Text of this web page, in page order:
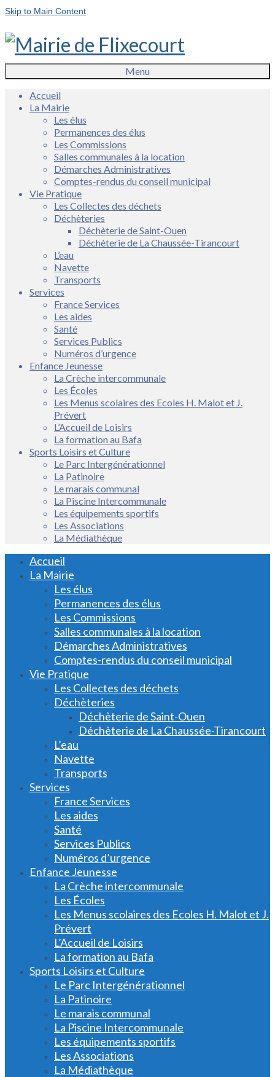
Skip to Main Content
Menu
Accueil
La Mairie
Les élus
Permanences des élus
Les Commissions
Salles communales à la location
Démarches Administratives
Comptes-rendus du conseil municipal
Vie Pratique
Les Collectes des déchets
Déchèteries
Déchèterie de Saint-Ouen
Déchèterie de La Chaussée-Tirancourt
L’eau
Navette
Transports
Services
France Services
Les aides
Santé
Services Publics
Numéros d’urgence
Enfance Jeunesse
La Crèche intercommunale
Les Écoles
Les Menus scolaires des Ecoles H. Malot et J.
Prévert
L’Accueil de Loisirs
La formation au Bafa
Sports Loisirs et Culture
Le Parc Intergénérationnel
La Patinoire
Le marais communal
La Piscine Intercommunale
Les équipements sportifs
Les Associations
La Médiathèque
Accueil
La Mairie
Les élus
Permanences des élus
Les Commissions
Salles communales à la location
Démarches Administratives
Comptes-rendus du conseil municipal
Vie Pratique
Les Collectes des déchets
Déchèteries
Déchèterie de Saint-Ouen
Déchèterie de La Chaussée-Tirancourt
L’eau
Navette
Transports
Services
France Services
Les aides
Santé
Services Publics
Numéros d’urgence
Enfance Jeunesse
La Crèche intercommunale
Les Écoles
Les Menus scolaires des Ecoles H. Malot et J.
Prévert
L’Accueil de Loisirs
La formation au Bafa
Sports Loisirs et Culture
Le Parc Intergénérationnel
La Patinoire
Le marais communal
La Piscine Intercommunale
Les équipements sportifs
Les Associations
La Médiathèque